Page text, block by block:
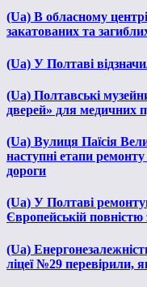
(Ua) В обласному
закатованих та
(Ua) У Полтаві
(Ua) Полтавські
дверей» для медичних
(Ua) Вулиця Паїсія
наступні етапи
дороги
(Ua) У Полтаві
Європейській
(Ua)
ліцеї №29 перевірили,